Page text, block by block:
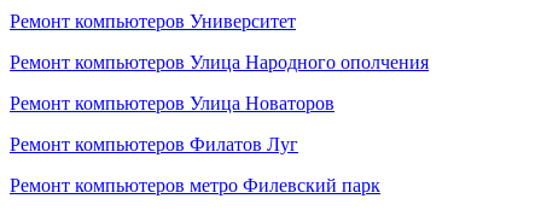
Ремонт компьютеров Университет
Ремонт компьютеров Улица Народного ополчения
Ремонт компьютеров Улица Новаторов
Ремонт компьютеров Филатов Луг
Ремонт компьютеров метро Филевский парк